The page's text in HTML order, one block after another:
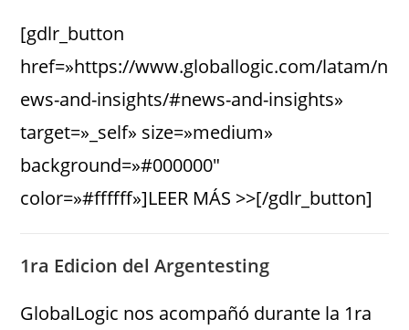
[gdlr_button
href=»https://www.globallogic.com/latam/n
ews-and-insights/#news-and-insights»
target=»_self» size=»medium»
background=»#000000″
color=»#ffffff»]LEER MÁS >>[/gdlr_button]
1ra Edicion del Argentesting
GlobalLogic nos acompañó durante la 1ra